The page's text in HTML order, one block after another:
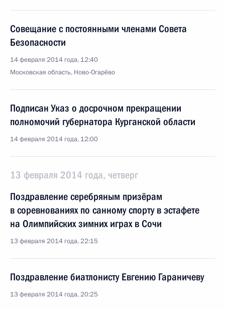
Совещание с постоянными членами Совета
Безопасности
14 февраля 2014 года, 12:40
Московская область, Ново-Огарёво
Подписан Указ о досрочном прекращении
полномочий губернатора Курганской области
14 февраля 2014 года, 12:00
13 февраля 2014 года, четверг
Поздравление серебряным призёрам
в соревнованиях по санному спорту в эстафете
на Олимпийских зимних играх в Сочи
13 февраля 2014 года, 22:15
Поздравление биатлонисту Евгению Гараничеву
13 февраля 2014 года, 20:25